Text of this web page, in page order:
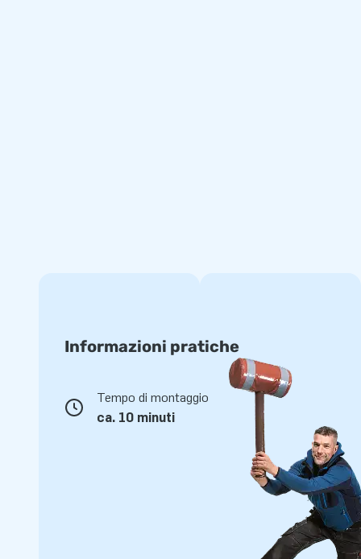
Informazioni pratiche
Tempo di montaggio
ca. 10 minuti